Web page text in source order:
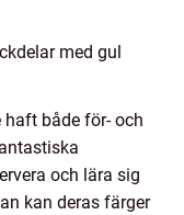
med gul
både för- och
och lära sig
kan deras färger